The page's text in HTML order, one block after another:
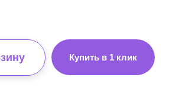
Купить в 1 клик